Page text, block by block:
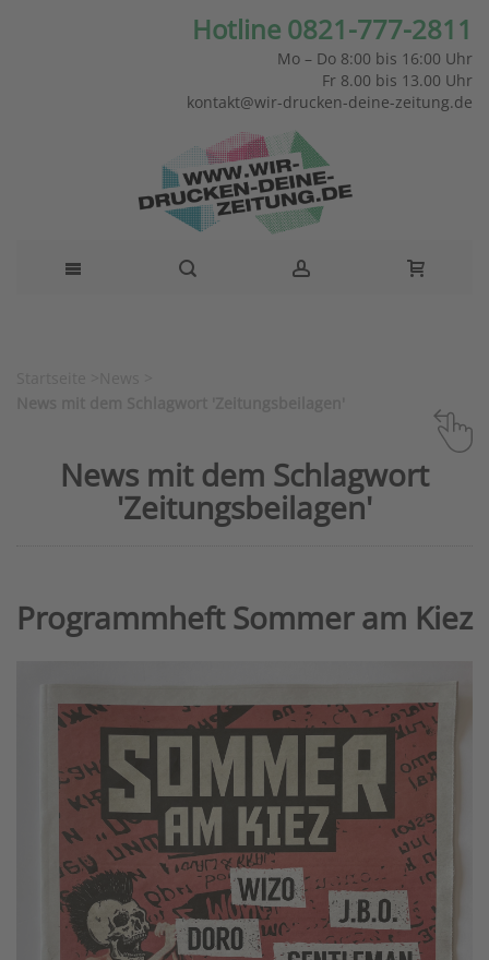
Hotline 0821-777-2811
Mo – Do 8:00 bis 16:00 Uhr
Fr 8.00 bis 13.00 Uhr
kontakt@wir-drucken-deine-zeitung.de
News mit dem Schlagwort
'Zeitungsbeilagen'
Programmheft Sommer am Kiez